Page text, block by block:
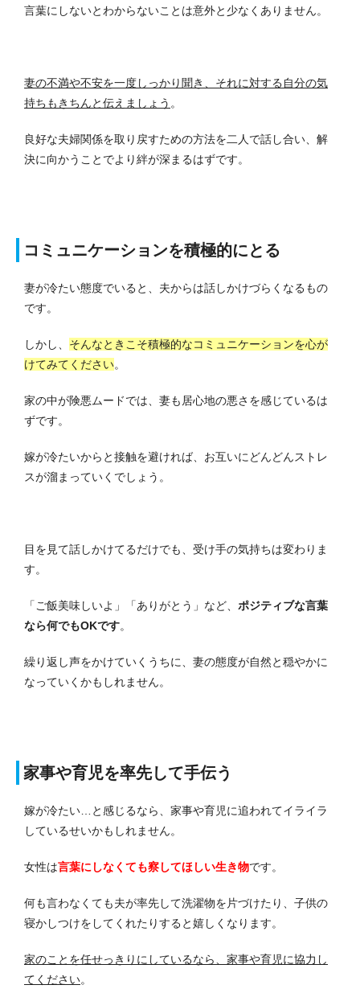
言葉にしないとわからないことは意外と少なくありません。
妻の不満や不安を一度しっかり聞き、それに対する自分の気
持ちもきちんと伝えましょう 。
良好な夫婦関係を取り戻すための方法を二人で話し合い、解
決に向かうことでより絆が深まるはずです。
コミュニケーションを積極的にとる
妻が冷たい態度でいると、夫からは話しかけづらくなるもの
です。
しかし、 そんなときこそ積極的なコミュニケーションを心が
けてみてください。
家の中が険悪ムードでは、妻も居心地の悪さを感じているは
ずです。
嫁が冷たいからと接触を避ければ、お互いにどんどんストレ
スが溜まっていくでしょう。
目を見て話しかけてるだけでも、受け手の気持ちは変わりま
す。
「ご飯美味しいよ」「ありがとう」など、 ポジティブな言葉
なら何でもOKです。
繰り返し声をかけていくうちに、妻の態度が自然と穏やかに
なっていくかもしれません。
家事や育児を率先して手伝う
嫁が冷たい…と感じるなら、家事や育児に追われてイライラ
しているせいかもしれません。
女性は言葉にしなくても察してほしい生き物です。
何も言わなくても夫が率先して洗濯物を片づけたり、子供の
寝かしつけをしてくれたりすると嬉しくなります。
家のことを任せっきりにしているなら、家事や育児に協力し
てください。